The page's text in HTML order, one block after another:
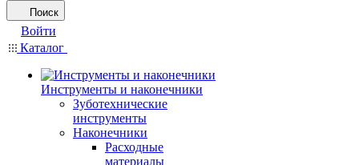
Поиск
Войти
Каталог
Инструменты и наконечники
Зуботехнические
инструменты
Наконечники
Расходные
материалы